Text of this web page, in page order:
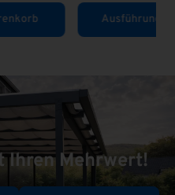
In den Warenkorb
Ihren Mehrwert!